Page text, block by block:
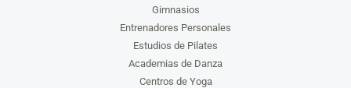
Gimnasios
Entrenadores Personales
Estudios de Pilates
Academias de Danza
Centros de Yoga